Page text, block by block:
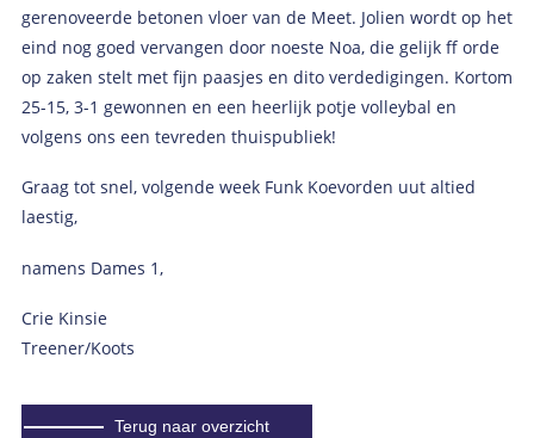
gerenoveerde betonen vloer van de Meet. Jolien wordt op het
eind nog goed vervangen door noeste Noa, die gelijk ff orde
op zaken stelt met fijn paasjes en dito verdedigingen. Kortom
25-15, 3-1 gewonnen en een heerlijk potje volleybal en
volgens ons een tevreden thuispubliek!
Graag tot snel, volgende week Funk Koevorden uut altied
laestig,
namens Dames 1,
Crie Kinsie
Treener/Koots
Terug naar overzicht